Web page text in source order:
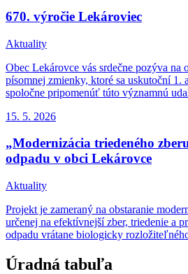
670. výročie Lekároviec
Aktuality
Obec Lekárovce vás srdečne pozýva na
písomnej zmienky, ktoré sa uskutoční 1.
spoločne pripomenúť túto významnú
15. 5. 2026
„Modernizácia triedeného
odpadu v obci Lekárovce
Aktuality
Projekt je zameraný na obstaranie
určenej na efektívnejší zber, triedenie a
odpadu vrátane biologicky
Úradná tabuľa